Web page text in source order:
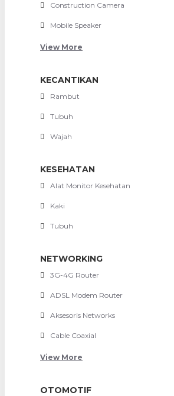
Construction Camera
Mobile Speaker
View More
KECANTIKAN
Rambut
Tubuh
Wajah
KESEHATAN
Alat Monitor Kesehatan
Kaki
Tubuh
NETWORKING
3G-4G Router
ADSL Modem Router
Aksesoris Networks
Cable Coaxial
View More
OTOMOTIF